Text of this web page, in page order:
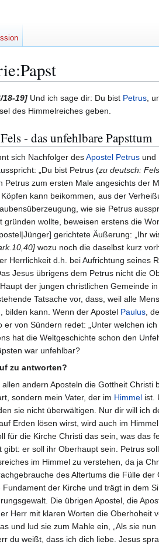
:Papst
18-19] Und ich sage dir: Du bist Petrus,
des Himmelreiches geben.
- das unfehlbare Papsttum
sich Nachfolger desApostel Petrus und
„Du bist Petrus (zu deutsch: Fels
Petrus zum ersten Male angesichts der
kann beikommen, aus der
wie sie Petrus
gründen wollte, beweisen erstens die
gerichtete Äußerung: „Ihr
wozu noch die daselbst kurz
Herrlichkeit d.h. bei Aufrichtung seines
Jesus übrigens dem Petrus nicht die
der jungen christlichen Gemeinde in
Tatsache vor, dass, weil alle
bilden kann. Wenn der Apostel Paulus,
er von Sündern redet: „Unter welchen
hat die Weltgeschichte schon den
war unfehlbar?
zu antworten?
andern Aposteln die Gottheit
sondern mein Vater, der im Himmel ist.
sie nicht überwältigen. Nur dir will ich
Erden lösen wirst, wird auch im
für die Kirche Christi das sein, was das
gibt: er soll ihr Oberhaupt sein. Petrus
im Himmel zu verstehen, da ja
des Altertums die Fülle
Fundament der Kirche und trägt in dem
Die übrigen Apostel, die
Herr mit klaren Worten die Oberhoheit
und lud sie zum Mahle ein, „Als sie
du weißt, dass ich dich liebe. Jesus